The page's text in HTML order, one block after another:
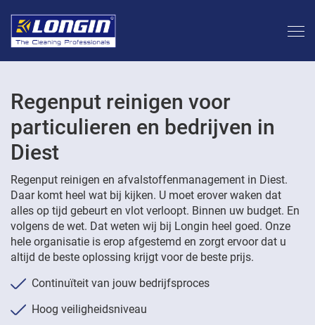
Regenput reinigen voor
particulieren en bedrijven in
Diest
Regenput reinigen en afvalstoffenmanagement in Diest.
Daar komt heel wat bij kijken. U moet erover waken dat
alles op tijd gebeurt en vlot verloopt. Binnen uw budget. En
volgens de wet. Dat weten wij bij Longin heel goed. Onze
hele organisatie is erop afgestemd en zorgt ervoor dat u
altijd de beste oplossing krijgt voor de beste prijs.
Continuïteit van jouw bedrijfsproces
Hoog veiligheidsniveau